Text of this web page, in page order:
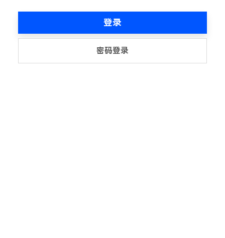
登录
密码登录